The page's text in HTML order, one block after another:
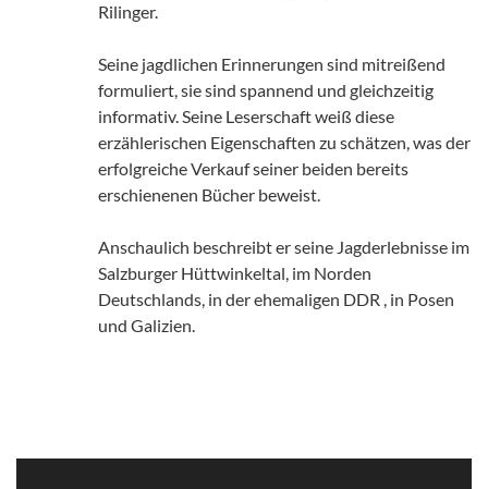
Rilinger.
Seine jagdlichen Erinnerungen sind mitreißend
formuliert, sie sind spannend und gleichzeitig
informativ. Seine Leserschaft weiß diese
erzählerischen Eigenschaften zu schätzen, was der
erfolgreiche Verkauf seiner beiden bereits
erschienenen Bücher beweist.
Anschaulich beschreibt er seine Jagderlebnisse im
Salzburger Hüttwinkeltal, im Norden
Deutschlands, in der ehemaligen DDR , in Posen
und Galizien.